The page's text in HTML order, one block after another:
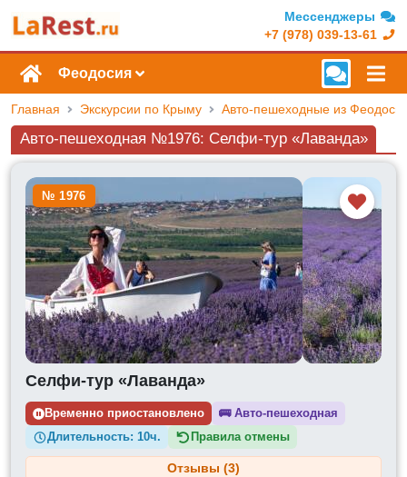
Мессенджеры
+7 (978) 039-13-61
Феодосия
Главная Экскурсии по Крыму Авто-пешеходные из
Авто-пешеходная №1976: Селфи-тур «Лаванда»
№ 1976
Селфи-тур «Лаванда»
Временно приостановлено 🚌Авто-пешеходная
Длительность:10ч. Правила отмены
Отзывы (3)